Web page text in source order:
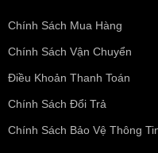
Không đạp giá thấp
khỏe khách hàng.
3/ không bán sản phẩm
Sản phẩm đại lý nước
hàng luôn giữ nguyên
Chính Sách Mua Hàng
Chính Sách Vận Chuyển
Điều Khoản Thanh Toán
Chính Sách Đổi Trả
Chính Sách Bảo Vệ Thông